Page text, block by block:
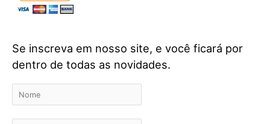
Se inscreva em nosso site, e você ficará por
dentro de todas as novidades.